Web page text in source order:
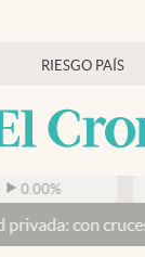
RIESGO PAÍS
%
con cruces y